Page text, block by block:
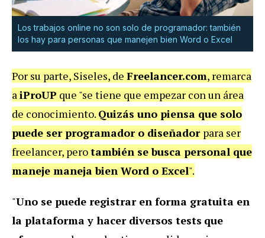
Los trabajos online no son solo de programador: también
los hay para personas que manejen bien Word o Excel
Por su parte, Siseles, de Freelancer.com, remarca
aiProUP que "se tiene que empezar con un área
de conocimiento. Quizás uno piensa que solo
puede ser programador o diseñador para ser
freelancer, perotambién se busca personal que
maneje maneja bien Word o Excel".
"Uno se puede registrar en forma gratuita en
la plataforma y hacer diversos tests que